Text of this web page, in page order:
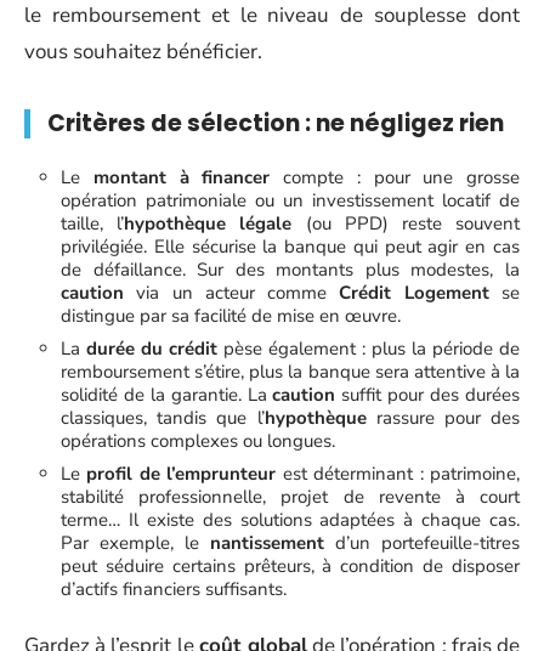
le remboursement et le niveau de souplesse dont
vous souhaitez bénéficier.
Critères de sélection : ne négligez rien
Le montant à financer compte : pour une grosse
opération patrimoniale ou un investissement locatif de
taille, l’hypothèque légale (ou PPD) reste souvent
privilégiée. Elle sécurise la banque qui peut agir en cas
de défaillance. Sur des montants plus modestes, la
caution via un acteur commeCrédit Logementse
distingue par sa facilité de mise en œuvre.
La durée du crédit pèse également : plus la période de
remboursement s’étire, plus la banque sera attentive à la
solidité de la garantie. Lacaution suffit pour des durées
classiques, tandis que l’hypothèquerassure pour des
opérations complexes ou longues.
Le profil de l’emprunteur est déterminant : patrimoine,
stabilité professionnelle, projet de revente à court
terme… Il existe des solutions adaptées à chaque cas.
Par exemple, le nantissement d’un portefeuille-titres
peut séduire certains prêteurs, à condition de disposer
d’actifs financiers suffisants.